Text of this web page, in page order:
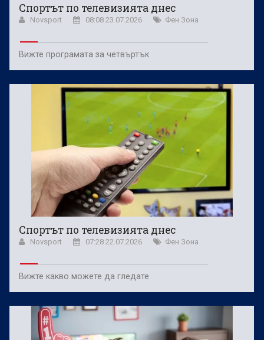
Спортът по телевизията днес
Novsport 08:08 23.07.2026 Фен Зона
Вижте програмата за четвъртък
Спортът по телевизията днес
Novsport 07:28 22.07.2026 Фен Зона
Вижте какво можете да гледате